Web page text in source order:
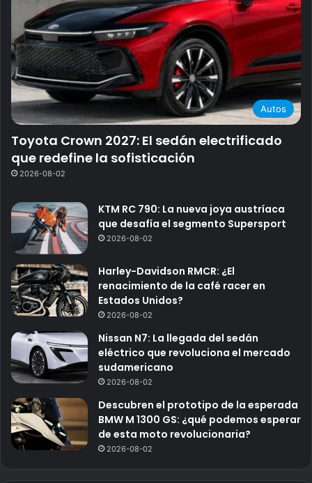
Autos
Toyota Crown 2027: El sedán electrificado
que redefine la sofisticación
2026-08-02
KTM RC 790: La nueva joya austríaca
que desafía el segmento Supersport
2026-08-02
Harley-Davidson RMCR: ¿El
renacimiento de la café racer en
Estados Unidos?
2026-08-02
Nissan N7: La llegada del sedán
eléctrico que revoluciona el mercado
sudamericano
2026-08-02
Descubren el prototipo de la esperada
BMW M 1300 GS: ¿qué podemos esperar
de esta moto revolucionaria?
2026-08-02